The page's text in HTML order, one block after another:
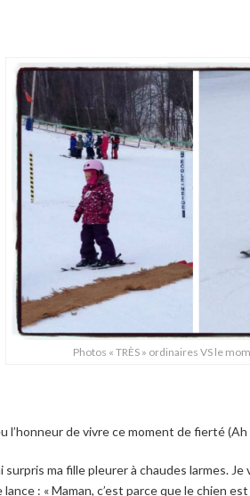
Photos « TRÈS » ordinaires VS le
l’honneur de vivre ce moment de fierté (Ah
surpris ma fille pleurer à chaudes larmes.
lance : « Maman, c’est parce que le chien